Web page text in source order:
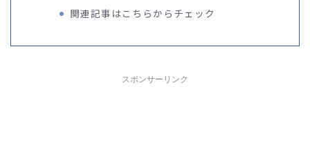
関連記事はこちらからチェック
スポンサーリンク